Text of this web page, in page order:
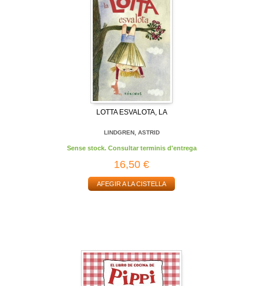
LOTTA ESVALOTA, LA
LINDGREN, ASTRID
Sense stock. Consultar terminis d'entrega
16,50 €
AFEGIR A LA CISTELLA